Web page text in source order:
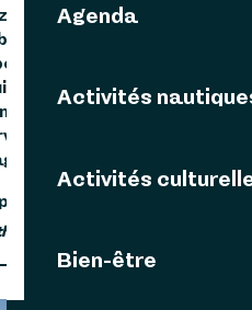
Agenda
Activités
Activités
Bien-être
transformer cet
plat, laissez les
puis ajoutez un
pour déglacer.
selon vos
bien chaud,
de riz.
!